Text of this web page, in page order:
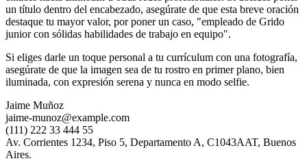
un título dentro del encabezado, asegúrate de que esta breve oración
destaque tu mayor valor, por poner un caso, "empleado de Grido
junior con sólidas habilidades de trabajo en equipo".
Si eliges darle un toque personal a tu currículum con una fotografía,
asegúrate de que la imagen sea de tu rostro en primer plano, bien
iluminada, con expresión serena y nunca en modo selfie.
Jaime Muñoz
jaime-munoz@example.com
(111) 222 33 444 55
Av. Corrientes 1234, Piso 5, Departamento A, C1043AAT, Buenos
Aires.